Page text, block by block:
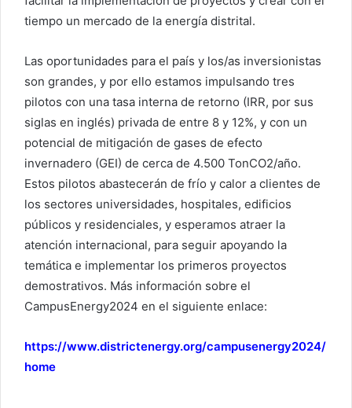
tiempo un mercado de la energía distrital.
Las oportunidades para el país y los/as inversionistas
son grandes, y por ello estamos impulsando tres
pilotos con una tasa interna de retorno (IRR, por sus
siglas en inglés) privada de entre 8 y 12%, y con un
potencial de mitigación de gases de efecto
invernadero (GEI) de cerca de 4.500 TonCO2/año.
Estos pilotos abastecerán de frío y calor a clientes de
los sectores universidades, hospitales, edificios
públicos y residenciales, y esperamos atraer la
atención internacional, para seguir apoyando la
temática e implementar los primeros proyectos
demostrativos. Más información sobre el
CampusEnergy2024 en el siguiente enlace:
https://www.districtenergy.org/campusenergy2024/
home